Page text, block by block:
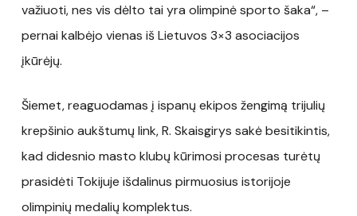
važiuoti, nes vis dėlto tai yra olimpinė sporto šaka“, –
pernai kalbėjo vienas iš Lietuvos 3×3 asociacijos
įkūrėjų.
Šiemet, reaguodamas į ispanų ekipos žengimą trijulių
krepšinio aukštumų link, R. Skaisgirys sakė besitikintis,
kad didesnio masto klubų kūrimosi procesas turėtų
prasidėti Tokijuje išdalinus pirmuosius istorijoje
olimpinių medalių komplektus.